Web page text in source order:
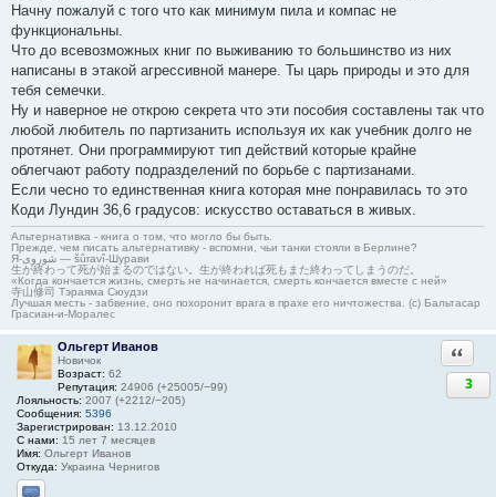
Начну пожалуй с того что как минимум пила и компас не
функциональны.
Что до всевозможных книг по выживанию то большинство из них
написаны в этакой агрессивной манере. Ты царь природы и это для
тебя семечки.
Ну и наверное не открою секрета что эти пособия составлены так что
любой любитель по партизанить используя их как учебник долго не
протянет. Они программируют тип действий которые крайне
облегчают работу подразделений по борьбе с партизанами.
Если чесно то единственная книга которая мне понравилась то это
Коди Лундин 36,6 градусов: искусство оставаться в живых.
Альтернативка - книга о том, что могло бы быть.
Прежде, чем писать альтернативку - вспомни, чьи танки стояли в Берлине?
Я-شوروی — šûravî-Шурави
生が終わって死が始まるのではない。生が終われば死もまた終わってしまうのだ。
«Когда кончается жизнь, смерть не начинается, смерть кончается вместе с ней»
寺山修司 Тэраяма Сюудзи
Лучшая месть - забвение, оно похоронит врага в прахе его ничтожества. (с) Бальтасар
Грасиан-и-Моралес
Ольгерт Иванов
Новичок
Возраст: 62
Репутация: 24906 (+25005/−99)
Лояльность: 2007 (+2212/−205)
Сообщения: 5396
Зарегистрирован: 13.12.2010
С нами: 15 лет 7 месяцев
Имя: Ольгерт Иванов
Откуда: Украина Чернигов
3